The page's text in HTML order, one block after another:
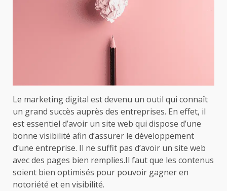
Le marketing digital est devenu un outil qui connaît
un grand succès auprès des entreprises. En effet, il
est essentiel d’avoir un site web qui dispose d’une
bonne visibilité afin d’assurer le développement
d’une entreprise. Il ne suffit pas d’avoir un site web
avec des pages bien remplies.Il faut que les contenus
soient bien optimisés pour pouvoir gagner en
notoriété et en visibilité.